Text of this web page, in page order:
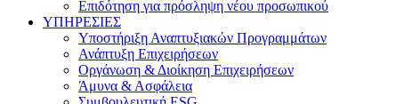
Επιδότηση για πρόσληψη νέου προσωπικού
ΥΠΗΡΕΣΙΕΣ
Υποστήριξη Αναπτυξιακών Προγραμμάτων
Ανάπτυξη Επιχειρήσεων
Οργάνωση & Διοίκηση Επιχειρήσεων
Άμυνα & Ασφάλεια